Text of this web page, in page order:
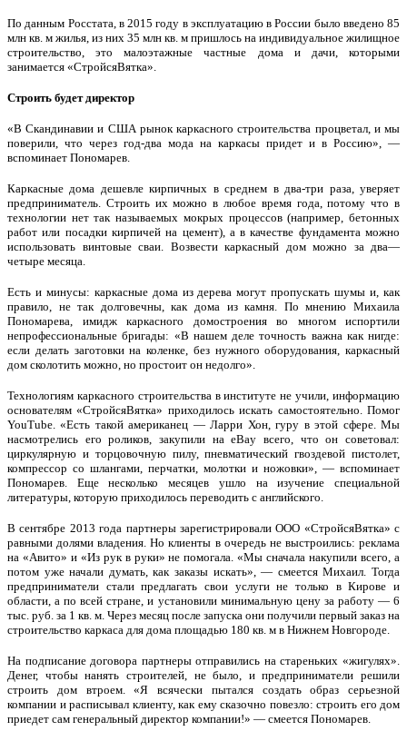
По данным Росстата, в 2015 году в эксплуатацию в России было введено 85
млн кв. м жилья, из них 35 млн кв. м пришлось на индивидуальное жилищное
строительство, это малоэтажные частные дома и дачи, которыми
занимается «СтройсяВятка».
Строить будет директор
«В Скандинавии и США рынок каркасного строительства процветал, и мы
поверили, что через год-два мода на каркасы придет и в Россию», —
вспоминает Пономарев.
Каркасные дома дешевле кирпичных в среднем в два-три раза, уверяет
предприниматель. Строить их можно в любое время года, потому что в
технологии нет так называемых мокрых процессов (например, бетонных
работ или посадки кирпичей на цемент), а в качестве фундамента можно
использовать винтовые сваи. Возвести каркасный дом можно за два—
четыре месяца.
Есть и минусы: каркасные дома из дерева могут пропускать шумы и, как
правило, не так долговечны, как дома из камня. По мнению Михаила
Пономарева, имидж каркасного домостроения во многом испортили
непрофессиональные бригады: ​«В нашем деле точность важна как нигде:
если делать заготовки на коленке, без нужного оборудования, каркасный
дом сколотить можно, но простоит он недолго».
Технологиям каркасного строительства в институте не учили, информацию
основателям «СтройсяВятка» приходилось искать самостоятельно. Помог
YouTube. «Есть такой американец — Ларри Хон, гуру в этой сфере. Мы
насмотрелись его роликов, закупили на eBay всего, что он советовал:
циркулярную и торцовочную пилу, пневматический гвоздевой пистолет,
компрессор со шлангами, перчатки, молотки и ножовки», — вспоминает
Пономарев. Еще несколько месяцев ушло на изучение специальной
литературы, которую приходилось переводить с английского.
В сентябре 2013 года партнеры зарегистрировали ООО «СтройсяВятка» с
равными долями владения. Но клиенты в очередь не выстроились: реклама
на «Авито» и «Из рук в руки» не помогала. «Мы сначала накупили всего, а
потом уже начали думать, как заказы искать», — смеется Михаил. Тогда
предприниматели стали предлагать свои услуги не только в Кирове и
области, а по всей стране, и установили минимальную цену за работу — 6
тыс. руб. за 1 кв. м. Через месяц после запуска они получили первый заказ на
строительство каркаса для дома площадью 180 кв. м в Нижнем Новгороде.
На подписание договора партнеры отправились на стареньких «жигулях».
Денег, чтобы нанять строителей, не было, и предприниматели решили
строить дом втроем. «Я всячески пытался создать образ серьезной
компании и расписывал клиенту, как ему сказочно повезло: строить его дом
приедет сам генеральный директор компании!» — смеется Пономарев.